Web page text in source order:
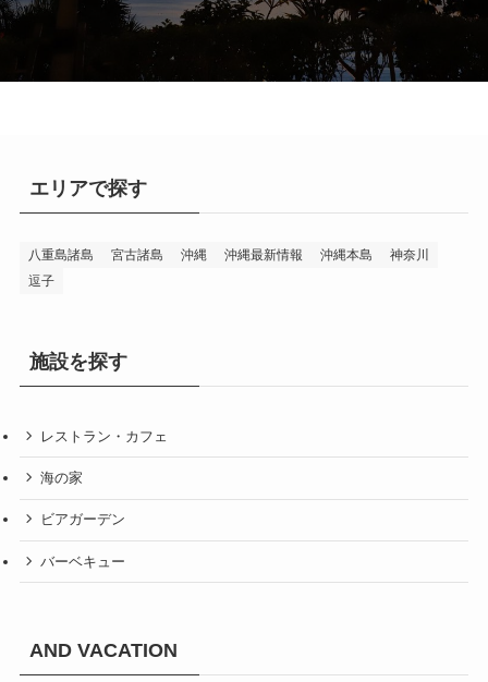
エリアで探す
八重島諸島 宮古諸島 沖縄 沖縄最新情報 沖縄本島
神奈川
逗子
施設を探す
レストラン・カフェ
海の家
ビアガーデン
バーベキュー
AND VACATION